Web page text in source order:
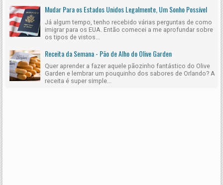
Mudar Para os Estados Unidos Legalmente, Um Sonho Possível
Já algum tempo, tenho recebido várias perguntas de como
imigrar para os EUA. Então comecei a me aprofundar sobre
os tipos de vistos...
Receita da Semana - Pão de Alho do Olive Garden
Quer aprender a fazer aquele pãozinho fantástico do Olive
Garden e lembrar um pouquinho dos sabores de Orlando? A
receita é super simple...